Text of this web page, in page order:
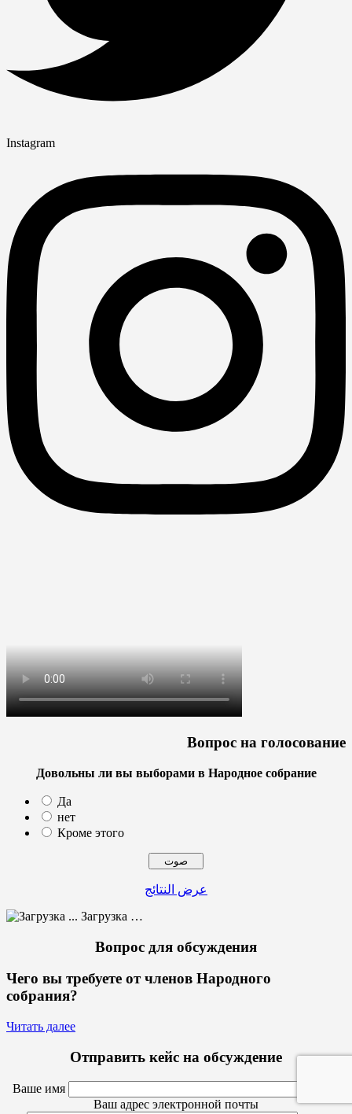
Instagram
Вопрос на голосование
Довольны ли вы выборами в Народное собрание
Да
нет
Кроме этого
عرض النتائج
Загрузка …
Вопрос для обсуждения
Чего вы требуете от членов Народного
собрания?
Читать далее
Отправить кейс на обсуждение
Ваше имя
Ваш адрес электронной почты